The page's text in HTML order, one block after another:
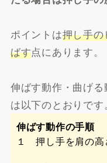
ポイントは押し手
ばす点にあります。
伸ばす動作・曲げ
は以下のとおりです。
伸ばす動作の手順
１ 押し手を肩の高